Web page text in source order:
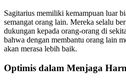
Sagitarius memiliki kemampuan luar
semangat orang lain. Mereka selalu
dukungan kepada orang-orang di
bahwa dengan membantu orang lain
akan merasa lebih baik.
Optimis dalam Menjaga